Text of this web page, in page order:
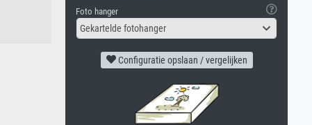
Foto hanger
Gekartelde fotohanger
Configuratie opslaan / vergelijken